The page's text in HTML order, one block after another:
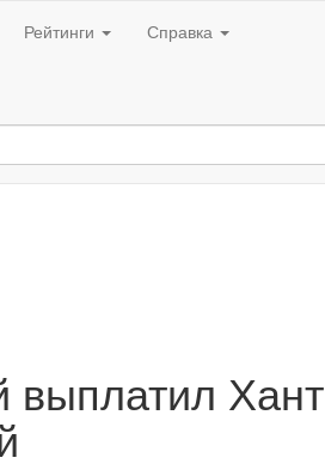
Рейтинги
Справка
выплатил